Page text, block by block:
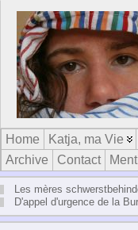
Home Katja, ma Vie
Archive
Contact
Les mères
D'appel d'urgence de la